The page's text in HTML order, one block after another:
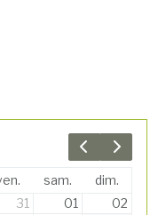
Previous
Next
sam.
dim.
31 01
02